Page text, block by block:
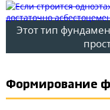
Этот тип
Формирование